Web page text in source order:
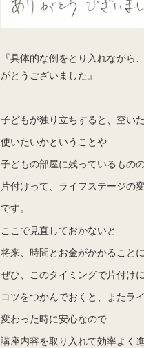
『具体的な例をとり入れなが
がとうございました』
子どもが独り立ちすると、空い
使いたいかということや
子どもの部屋に残っているもの
片付けって、ライフステージの
です。
ここで見直しておかないと
将来、時間とお金がかかること
ぜひ、このタイミングで片付け
コツをつかんでおくと、またラ
変わった時に安心なので
講座内容を取り入れて効率よく